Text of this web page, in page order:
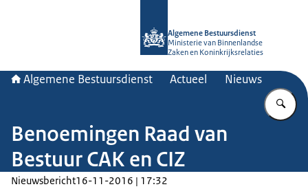
Algemene Bestuursdienst
Ministerie van Binnenlandse
Zaken en Koninkrijksrelaties
Algemene Bestuursdienst Actueel Nieuws
Benoemingen Raad van
Bestuur CAK en CIZ
Nieuwsbericht16-11-2016 | 17:32